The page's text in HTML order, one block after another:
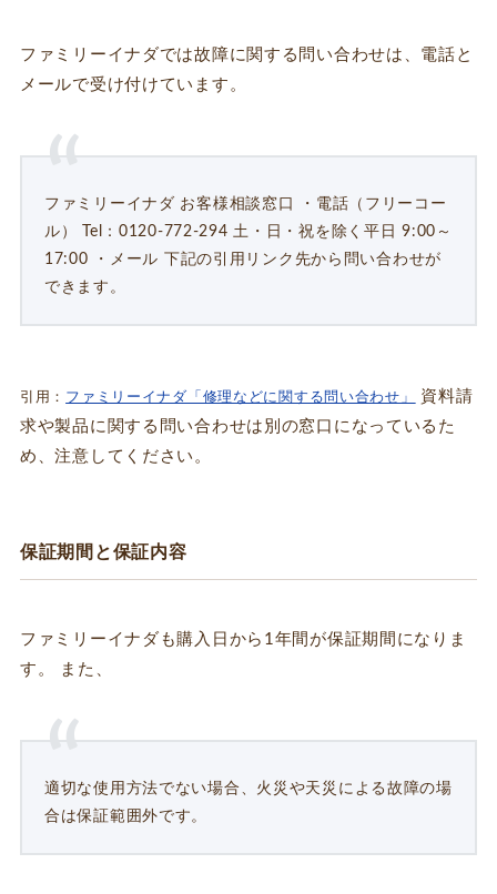
ファミリーイナダでは故障に関する問い合わせは、電話と
メールで受け付けています。
ファミリーイナダ お客様相談窓口 ・電話（フリーコー
ル） Tel：0120-772-294 土・日・祝を除く平日 9:00～
17:00 ・メール 下記の引用リンク先から問い合わせが
できます。
引用： ファミリーイナダ「修理などに関する問い合わせ」
資料請
求や製品に関する問い合わせは別の窓口になっているた
め、注意してください。
保証期間と保証内容
ファミリーイナダも購入日から1年間が保証期間になりま
す。 また、
適切な使用方法でない場合、火災や天災による故障の場
合は保証範囲外です。